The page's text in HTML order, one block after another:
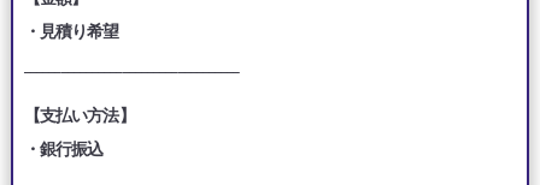
・見積り希望
【支払い方法】
・銀行振込